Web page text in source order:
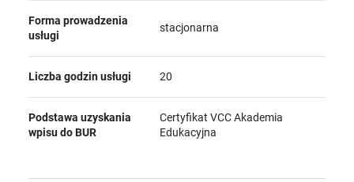
Forma prowadzenia
usługi
stacjonarna
Liczba godzin usługi 20
Podstawa uzyskania
wpisu do BUR
Certyfikat VCC Akademia
Edukacyjna